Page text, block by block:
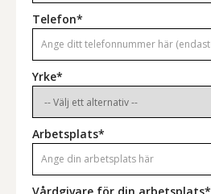
Telefon*
Yrke*
Arbetsplats*